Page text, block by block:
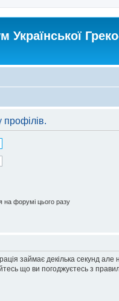
профілів.
на форумі цього разу
займає декілька секунд
що ви погоджуєтесь з